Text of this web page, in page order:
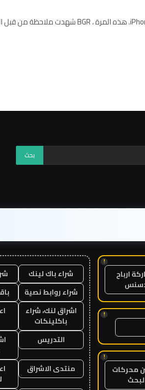
!
ارباح
!
!
محركات
شراء باك لينك
شراء روابط نصية
اشراق لنك، شراء
باكلينكات
التدريس
منتدى الاشراق